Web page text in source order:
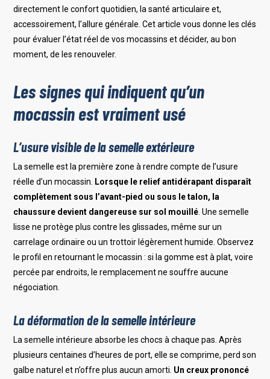
directement le confort quotidien, la santé articulaire et,
accessoirement, l’allure générale. Cet article vous donne les clés
pour évaluer l’état réel de vos mocassins et décider, au bon
moment, de les renouveler.
Les signes qui indiquent qu’un
mocassin est vraiment usé
L’usure visible de la semelle extérieure
La semelle est la première zone à rendre compte de l’usure
réelle d’un mocassin. Lorsque le relief antidérapant disparaît
complètement sous l’avant-pied ou sous le talon, la
chaussure devient dangereuse sur sol mouillé . Une semelle
lisse ne protège plus contre les glissades, même sur un
carrelage ordinaire ou un trottoir légèrement humide. Observez
le profil en retournant le mocassin : si la gomme est à plat, voire
percée par endroits, le remplacement ne souffre aucune
négociation.
La déformation de la semelle intérieure
La semelle intérieure absorbe les chocs à chaque pas. Après
plusieurs centaines d’heures de port, elle se comprime, perd son
galbe naturel et n’offre plus aucun amorti. Un creux prononcé